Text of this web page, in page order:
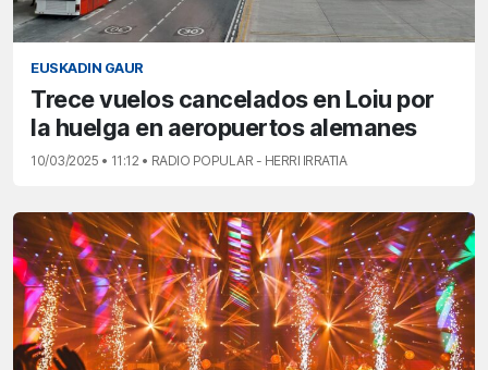
EUSKADIN GAUR
Trece vuelos cancelados en Loiu por
la huelga en aeropuertos alemanes
10/03/2025 • 11:12 • RADIO POPULAR - HERRI IRRATIA